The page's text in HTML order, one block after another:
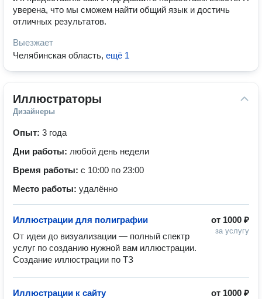
уверена, что мы сможем найти общий язык и достичь
отличных результатов.
Выезжает
Челябинская область, ещё 1
Иллюстраторы
Дизайнеры
Опыт: 3 года
Дни работы: любой день недели
Время работы: с 10:00 по 23:00
Место работы: удалённо
от 1000 ₽
за услугу
Иллюстрации для полиграфии
От идеи до визуализации — полный спектр
услуг по созданию нужной вам иллюстрации.
Создание иллюстрации по ТЗ
от 1000 ₽
Иллюстрации к сайту